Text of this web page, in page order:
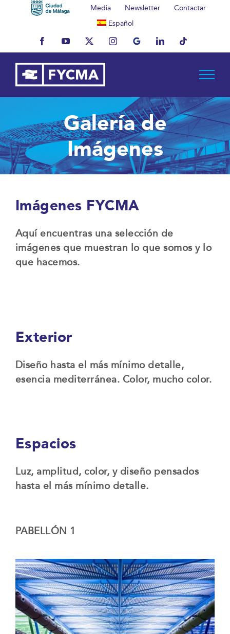
Media Newsletter
Contactar
Español
FacebookYouTubeX InstagramMyBusinessLinkedInTiktok
Galería de
Imágenes
Imágenes FYCMA
Aquí encuentras una selección de
imágenes que muestran lo que somos y lo
que hacemos.
Exterior
Diseño hasta el más mínimo detalle,
esencia mediterránea. Color, mucho color.
Espacios
Luz, amplitud, color, y diseño pensados
hasta el más mínimo detalle.
PABELLÓN 1